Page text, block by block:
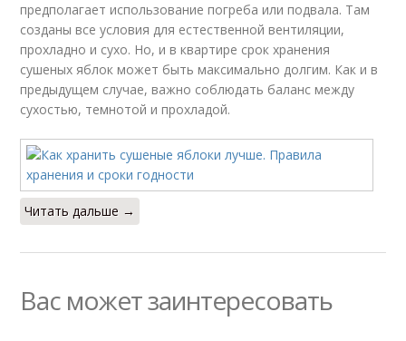
предполагает использование погреба или подвала. Там
созданы все условия для естественной вентиляции,
прохладно и сухо. Но, и в квартире срок хранения
сушеных яблок может быть максимально долгим. Как и в
предыдущем случае, важно соблюдать баланс между
сухостью, темнотой и прохладой.
Читать дальше →
Вас может заинтересовать